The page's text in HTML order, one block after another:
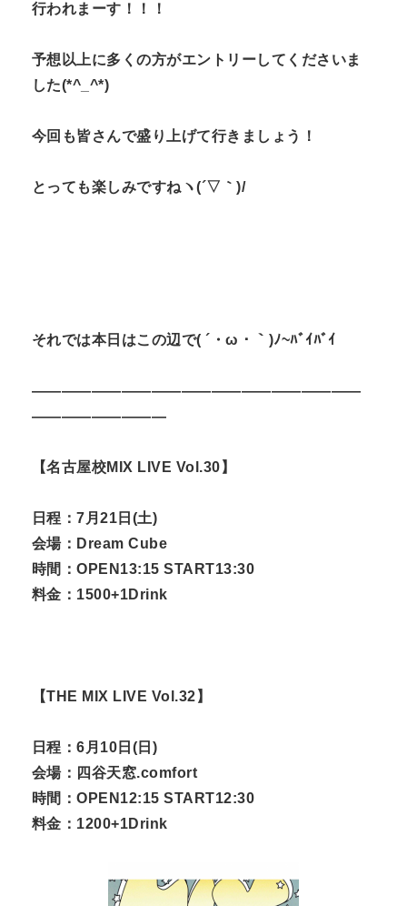
行われまーす！！！
予想以上に多くの方がエントリーしてくださいま
した(*^_^*)
今回も皆さんで盛り上げて行きましょう！
とっても楽しみですねヽ(´▽｀)/
それでは本日はこの辺で( ´・ω・｀)ﾉ~ﾊﾞｲﾊﾞｲ
——————————————————————
—————————
【名古屋校MIX LIVE Vol.30】
日程：7月21日(土)
会場：Dream Cube
時間：OPEN13:15 START13:30
料金：1500+1Drink
【THE MIX LIVE Vol.32】
日程：6月10日(日)
会場：四谷天窓.comfort
時間：OPEN12:15 START12:30
料金：1200+1Drink